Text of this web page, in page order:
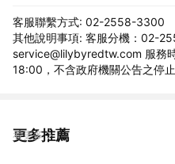
客服聯繫方式: 02-2558-3300
其他說明事項: 客服分機：02-
service@lilybyredtw.com 服務
18:00，不含政府機關公告之停
更多推薦
看更多